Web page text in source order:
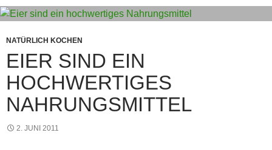
NATÜRLICH KOCHEN
EIER SIND EIN
HOCHWERTIGES
NAHRUNGSMITTEL
2. JUNI 2011